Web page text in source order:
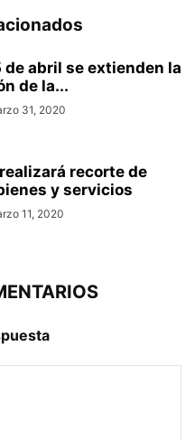
de abril se extienden la
de la...
31, 2020
recorte de
y servicios
11, 2020